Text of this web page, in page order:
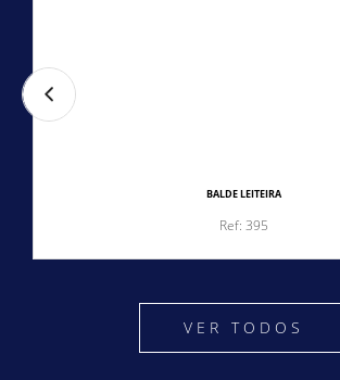
BALDE LEITEIRA
Ref: 395
VER TODOS